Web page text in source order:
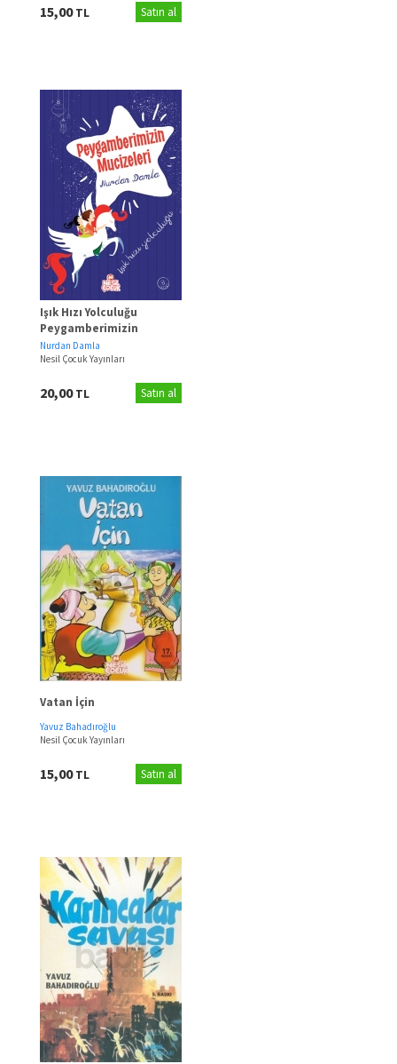
15,00TL Satın al
Işık Hızı Yolculuğu
Peygamberimizin
Mucizeleri
Nurdan Damla
Nesil Çocuk Yayınları
20,00TL Satın al
Vatan İçin
Yavuz Bahadıroğlu
Nesil Çocuk Yayınları
15,00TL Satın al